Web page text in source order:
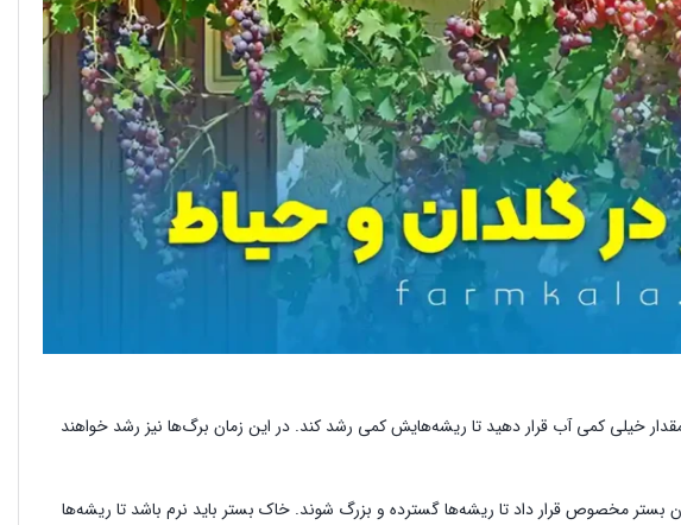
تهیه کرده‌اید، باید انتهای قلمه را به مدت 20 روز درون مقدار خیلی کمی آب قرار دهید تا ریشه‌هایش کمی رشد کند. در این زمان برگ‌ها نیز رشد خواهند
آن را درون بستر مخصوص قرار داد تا ریشه‌ها گسترده و بزرگ شوند. خاک بستر باید نرم باشد تا ریشه‌ها